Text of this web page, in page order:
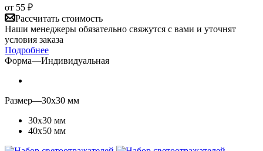
от 55 ₽
Рассчитать стоимость
Наши менеджеры обязательно свяжутся с вами и уточнят
условия заказа
Подробнее
Форма—Индивидуальная
Размер—30х30 мм
30х30 мм
40х50 мм